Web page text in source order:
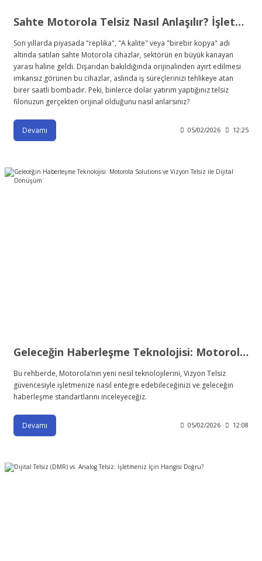
Sahte Motorola Telsiz Nasıl Anlaşılır? İşletmenizi Güvende Tutacak Orijinal Ürün Rehberi
Son yıllarda piyasada "replika", "A kalite" veya "birebir kopya" adı
altında satılan sahte Motorola cihazlar, sektörün en büyük kanayan
yarası haline geldi. Dışarıdan bakıldığında orijinalinden ayırt edilmesi
imkansız görünen bu cihazlar, aslında iş süreçlerinizi tehlikeye atan
birer saatli bombadır. Peki, binlerce dolar yatırım yaptığınız telsiz
filonuzun gerçekten orijinal olduğunu nasıl anlarsınız?
Devamı 05/02/2026 12:25
Geleceğin Haberleşme Teknolojisi: Motorola Solutions ve Vizyon Telsiz ile Dijital Dönüşüm
Bu rehberde, Motorola’nın yeni nesil teknolojilerini, Vizyon Telsiz
güvencesiyle işletmenize nasıl entegre edebileceğinizi ve geleceğin
haberleşme standartlarını inceleyeceğiz.
Devamı 05/02/2026 12:08